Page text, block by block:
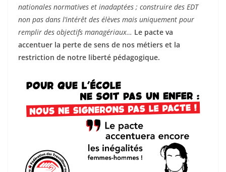
nationales normatives et inadaptées ; construire des EDT
non pas dans l’intérêt des élèves mais uniquement pour
remplir des objectifs managériaux… Le pacte va
accentuer la perte de sens de nos métiers et la
restriction de notre liberté pédagogique.